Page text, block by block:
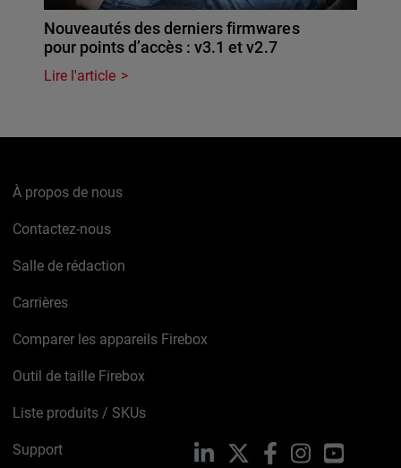
Nouveautés des derniers firmwares
pour points d’accès : v3.1 et v2.7
Lire l'article
À propos de nous
Contactez-nous
Salle de rédaction
Carrières
Comparer les appareils Firebox
Outil de taille Firebox
Liste produits / SKUs
Support LinkedIn FacebookInstagramYouTube